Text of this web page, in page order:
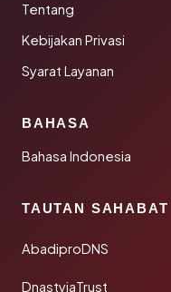
Tentang
Kebijakan Privasi
Syarat Layanan
BAHASA
Bahasa Indonesia
TAUTAN SAHABAT
AbadiproDNS
DnastyjaTrust